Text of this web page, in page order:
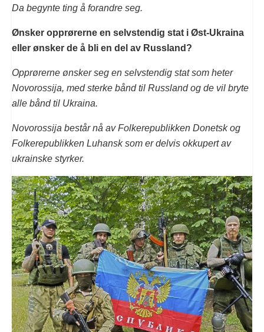
Da begynte ting å forandre seg.
Ønsker opprørerne en selvstendig stat i Øst-Ukraina
eller ønsker de å bli en del av Russland?
Opprørerne ønsker seg en selvstendig stat som heter
Novorossija, med sterke bånd til Russland og de vil bryte
alle bånd til Ukraina.
Novorossija består nå av Folkerepublikken Donetsk og
Folkerepublikken Luhansk som er delvis okkupert av
ukrainske styrker.